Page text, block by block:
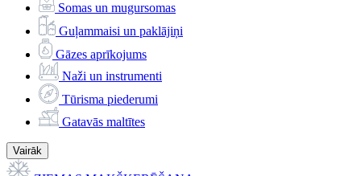
Somas un mugursomas
Guļammaisi un paklājiņi
Gāzes aprīkojums
Naži un instrumenti
Tūrisma piederumi
Gatavās maltītes
Vairāk